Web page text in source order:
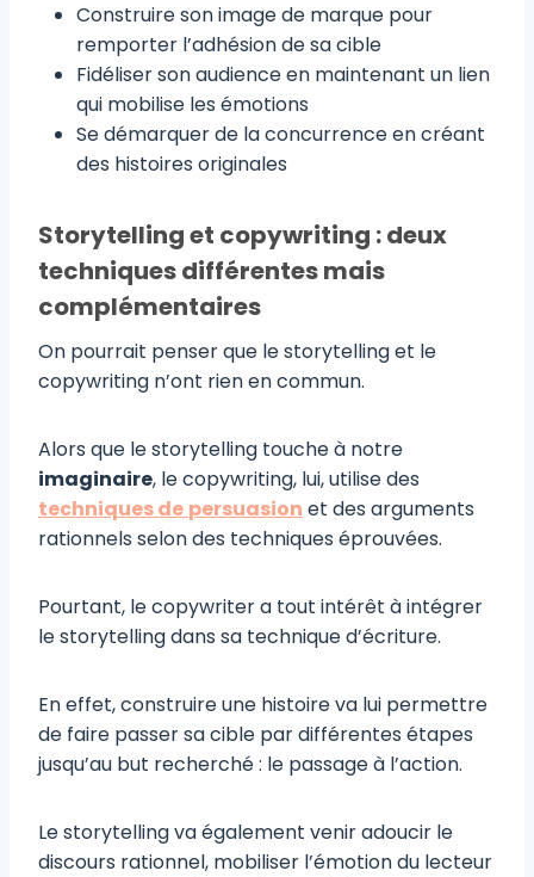
Construire son image de marque pour
remporter l’adhésion de sa cible
Fidéliser son audience en maintenant un lien
qui mobilise les émotions
Se démarquer de la concurrence en créant
des histoires originales
Storytelling et copywriting : deux
techniques différentes mais
complémentaires
On pourrait penser que le storytelling et le
copywriting n’ont rien en commun.
Alors que le storytelling touche à notre
imaginaire, le copywriting, lui, utilise des
techniques de persuasion et des arguments
rationnels selon des techniques éprouvées.
Pourtant, le copywriter a tout intérêt à intégrer
le storytelling dans sa technique d’écriture.
En effet, construire une histoire va lui permettre
de faire passer sa cible par différentes étapes
jusqu’au but recherché : le passage à l’action.
Le storytelling va également venir adoucir le
discours rationnel, mobiliser l’émotion du lecteur